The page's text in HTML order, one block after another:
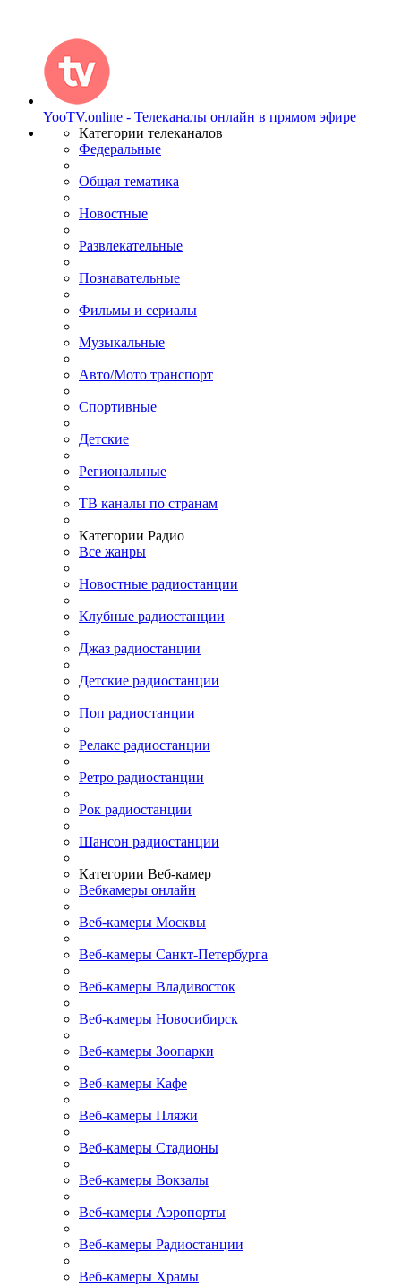
YooTV.online - Телеканалы онлайн в прямом эфире
Категории телеканалов
Федеральные
Общая тематика
Новостные
Развлекательные
Познавательные
Фильмы и сериалы
Музыкальные
Авто/Мото транспорт
Спортивные
Детские
Региональные
ТВ каналы по странам
Категории Радио
Все жанры
Новостные радиостанции
Клубные радиостанции
Джаз радиостанции
Детские радиостанции
Поп радиостанции
Релакс радиостанции
Ретро радиостанции
Рок радиостанции
Шансон радиостанции
Категории Веб-камер
Вебкамеры онлайн
Веб-камеры Москвы
Веб-камеры Санкт-Петербурга
Веб-камеры Владивосток
Веб-камеры Новосибирск
Веб-камеры Зоопарки
Веб-камеры Кафе
Веб-камеры Пляжи
Веб-камеры Стадионы
Веб-камеры Вокзалы
Веб-камеры Аэропорты
Веб-камеры Радиостанции
Веб-камеры Храмы